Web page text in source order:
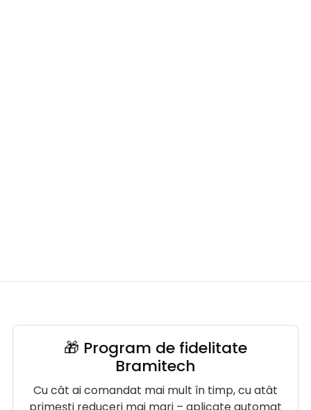
🎁 Program de fidelitate
Bramitech
Cu cât ai comandat mai mult în timp, cu atât
primești reduceri mai mari – aplicate automat